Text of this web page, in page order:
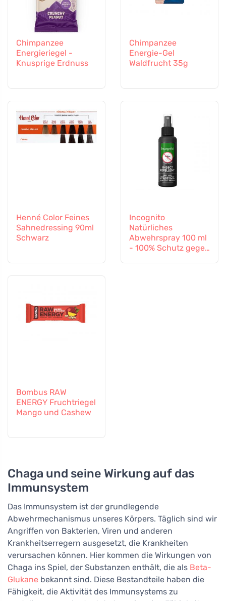
Chimpanzee
Energieriegel -
Knusprige Erdnuss
Chimpanzee
Energie-Gel
Waldfrucht 35g
Henné Color Feines
Sahnedressing 90ml
Schwarz
Incognito
Natürliches
Abwehrspray 100 ml
- 100% Schutz gegen
Bombus RAW
ENERGY Fruchtriegel
Mango und Cashew
Chaga und seine Wirkung auf das
Immunsystem
Das Immunsystem ist der grundlegende
Abwehrmechanismus unseres Körpers. Täglich sind wir
Angriffen von Bakterien, Viren und anderen
Krankheitserregern ausgesetzt, die Krankheiten
verursachen können. Hier kommen die Wirkungen von
Chaga ins Spiel, der Substanzen enthält, die als Beta-
Glukane bekannt sind. Diese Bestandteile haben die
Fähigkeit, die Aktivität des Immunsystems zu